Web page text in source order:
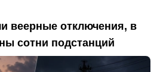
веерные отключения, в
сотни подстанций